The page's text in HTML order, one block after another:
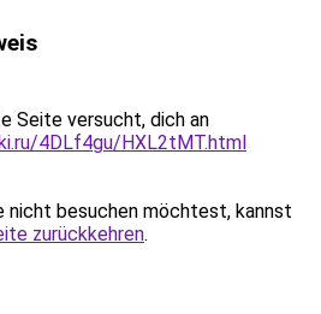
Seite versucht, dich an
4DLf4gu/HXL2tMT.html
nicht besuchen möchtest, kannst
zurückkehren.